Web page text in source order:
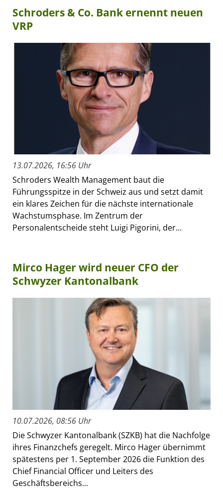
Schroders & Co. Bank ernennt neuen
VRP
13.07.2026, 16:56 Uhr
Schroders Wealth Management baut die
Führungsspitze in der Schweiz aus und setzt damit
ein klares Zeichen für die nächste internationale
Wachstumsphase. Im Zentrum der
Personalentscheide steht Luigi Pigorini, der...
Mirco Hager wird neuer CFO der
Schwyzer Kantonalbank
10.07.2026, 08:56 Uhr
Die Schwyzer Kantonalbank (SZKB) hat die Nachfolge
ihres Finanzchefs geregelt. Mirco Hager übernimmt
spätestens per 1. September 2026 die Funktion des
Chief Financial Officer und Leiters des
Geschäftsbereichs...